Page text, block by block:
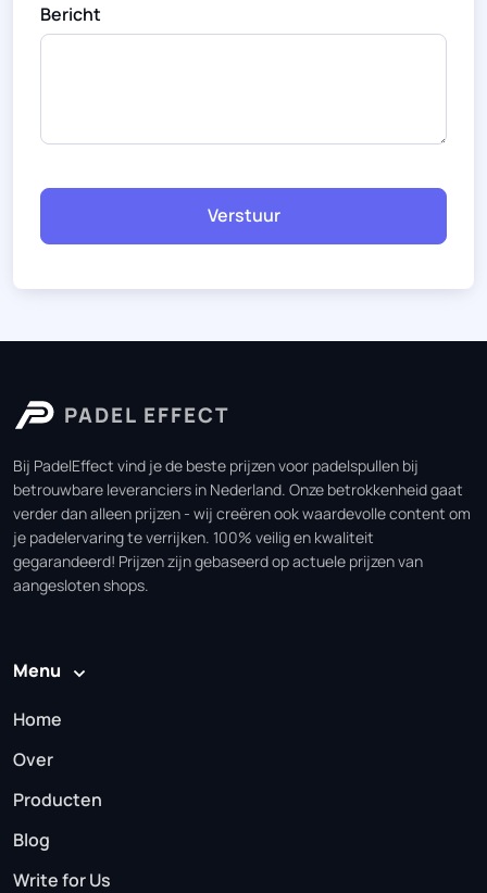
Bericht
Verstuur
PADEL EFFECT
Bij PadelEffect vind je de beste prijzen voor padelspullen bij
betrouwbare leveranciers in Nederland. Onze betrokkenheid gaat
verder dan alleen prijzen - wij creëren ook waardevolle content om
je padelervaring te verrijken. 100% veilig en kwaliteit
gegarandeerd! Prijzen zijn gebaseerd op actuele prijzen van
aangesloten shops.
Menu
Home
Over
Producten
Blog
Write for Us